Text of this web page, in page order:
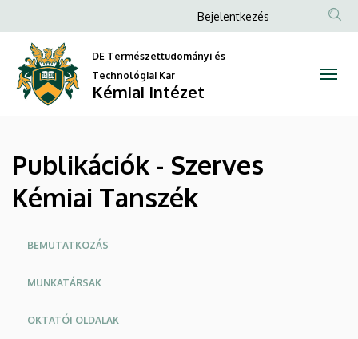
Szerves
Kémiai
Tanszék
Kémiai
Intézet
a
tartalomra
Anonim
fiók
menüje
Bejelentkezés
DE Természettudományi és
Technológiai Kar
Kémiai Intézet
Publikációk - Szerves
Kémiai Tanszék
Oldalmenü
BEMUTATKOZÁS
MUNKATÁRSAK
OKTATÓI OLDALAK